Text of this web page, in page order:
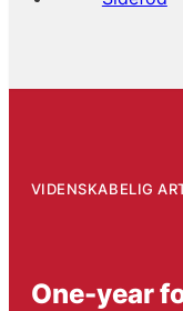
VIDENSKABELIG
One-year